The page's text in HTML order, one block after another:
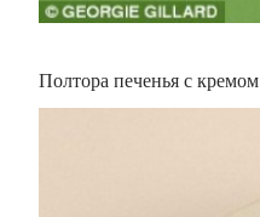
Полтора печенья с кремом